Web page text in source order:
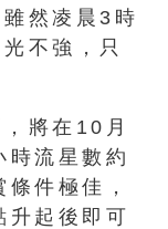
然凌晨3時
不強，只
將在10月
流星數約
件極佳，
升起後即可